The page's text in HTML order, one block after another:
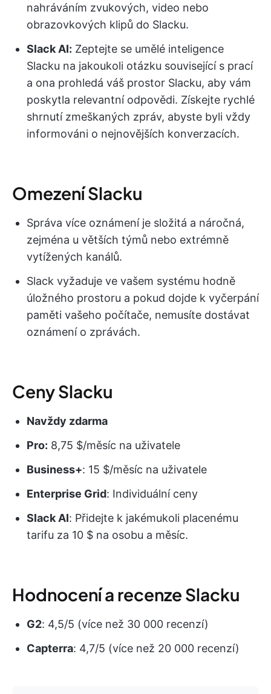
nahráváním zvukových, video nebo
obrazovkových klipů do Slacku.
Slack AI: Zeptejte se umělé inteligence
Slacku na jakoukoli otázku související s prací
a ona prohledá váš prostor Slacku, aby vám
poskytla relevantní odpovědi. Získejte rychlé
shrnutí zmeškaných zpráv, abyste byli vždy
informováni o nejnovějších konverzacích.
Omezení Slacku
Správa více oznámení je složitá a náročná,
zejména u větších týmů nebo extrémně
vytížených kanálů.
Slack vyžaduje ve vašem systému hodně
úložného prostoru a pokud dojde k vyčerpání
paměti vašeho počítače, nemusíte dostávat
oznámení o zprávách.
Ceny Slacku
Navždy zdarma
Pro: 8,75 $/měsíc na uživatele
Business+: 15 $/měsíc na uživatele
Enterprise Grid: Individuální ceny
Slack AI: Přidejte k jakémukoli placenému
tarifu za 10 $ na osobu a měsíc.
Hodnocení a recenze Slacku
G2: 4,5/5 (více než 30 000 recenzí)
Capterra: 4,7/5 (více než 20 000 recenzí)